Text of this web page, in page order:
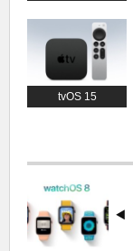
tvOS 15